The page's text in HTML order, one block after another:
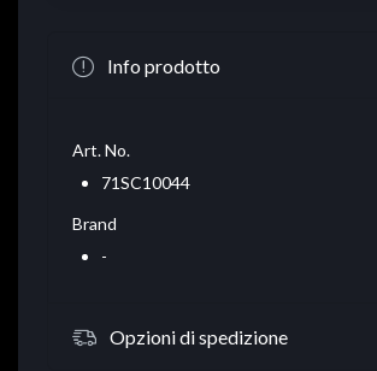
Info prodotto
Art. No.
71SC10044
Brand
-
Opzioni di spedizione